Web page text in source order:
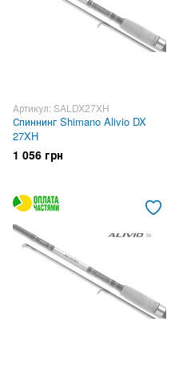
Артикул: SALDX27XH
Спиннинг Shimano Alivio DX
27XH
1 056 грн